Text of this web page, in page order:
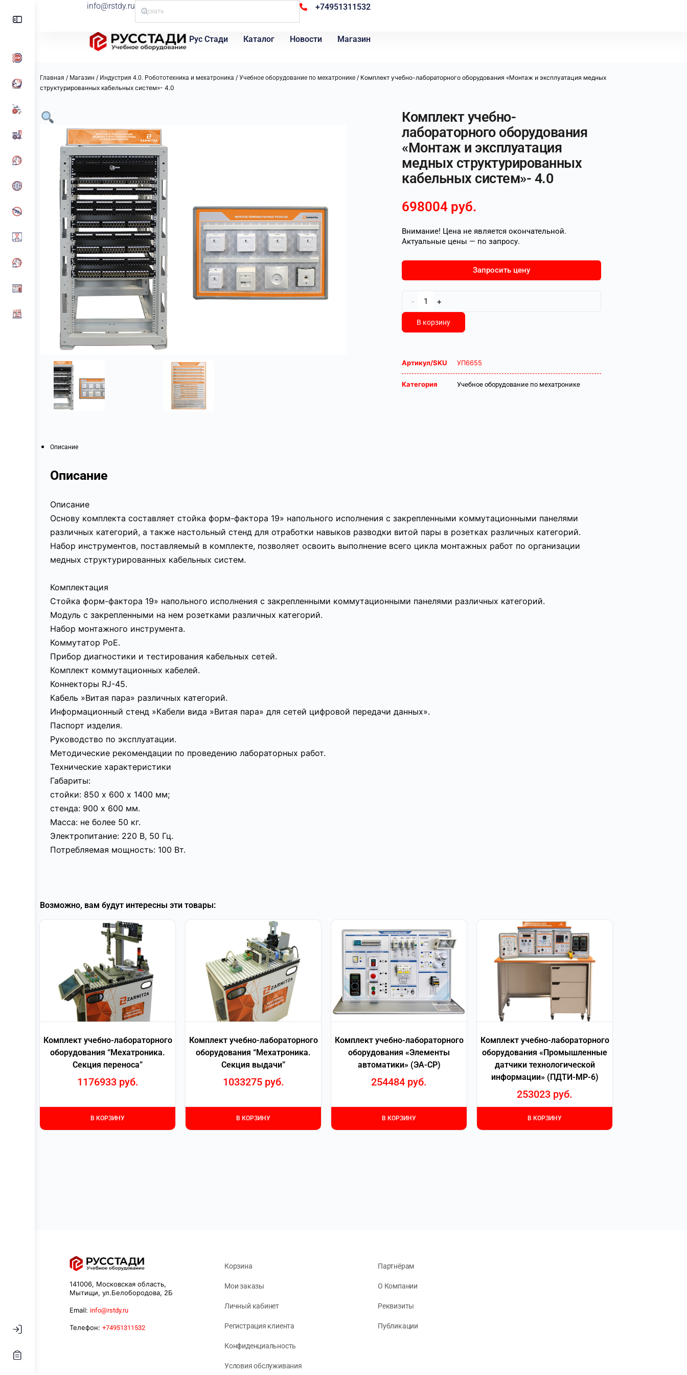
info@rstdy.ru +74951311532
Рус Стади Каталог Новости Магазин
Главная / Магазин / Индустрия 4.0. Робототехника и мехатроника / Учебное оборудование по мехатронике / Комплект учебно-лабораторного оборудования «Монтаж и эксплуатация медных
структурированных кабельных систем»- 4.0
Комплект учебно-
лабораторного оборудования
«Монтаж и эксплуатация
медных структурированных
кабельных систем»- 4.0
698004 руб.
Внимание! Цена не является окончательной.
Актуальные цены — по запросу.
Запросить цену
- +
В корзину
Артикул/SKU УП6655
Категория Учебное оборудование по мехатронике
Описание
Описание
Описание
Основу комплекта составляет стойка форм-фактора 19» напольного исполнения с закрепленными коммутационными панелями
различных категорий, а также настольный стенд для отработки навыков разводки витой пары в розетках различных категорий.
Набор инструментов, поставляемый в комплекте, позволяет освоить выполнение всего цикла монтажных работ по организации
медных структурированных кабельных систем.
Комплектация
Стойка форм-фактора 19» напольного исполнения с закрепленными коммутационными панелями различных категорий.
Модуль с закрепленными на нем розетками различных категорий.
Набор монтажного инструмента.
Коммутатор РоЕ.
Прибор диагностики и тестирования кабельных сетей.
Комплект коммутационных кабелей.
Коннекторы RJ-45.
Кабель »Витая пара» различных категорий.
Информационный стенд »Кабели вида »Витая пара» для сетей цифровой передачи данных».
Паспорт изделия.
Руководство по эксплуатации.
Методические рекомендации по проведению лабораторных работ.
Технические характеристики
Габариты:
стойки: 850 х 600 х 1400 мм;
стенда: 900 х 600 мм.
Масса: не более 50 кг.
Электропитание: 220 В, 50 Гц.
Потребляемая мощность: 100 Вт.
Возможно, вам будут интересны эти товары:
Комплект учебно-лабораторного
оборудования “Мехатроника.
Секция переноса”
1176933 руб.
В КОРЗИНУ
Комплект учебно-лабораторного
оборудования “Мехатроника.
Секция выдачи”
1033275 руб.
В КОРЗИНУ
Комплект учебно-лабораторного
оборудования «Элементы
автоматики» (ЭА-СР)
254484 руб.
В КОРЗИНУ
Комплект учебно-лабораторного
оборудования «Промышленные
датчики технологической
информации» (ПДТИ-МР-6)
253023 руб.
В КОРЗИНУ
141006, Московская область,
Мытищи, ул.Белобородова, 2Б
Email: info@rstdy.ru
Телефон: +74951311532
Корзина
Мои заказы
Личный кабинет
Регистрация клиента
Конфиденциальность
Условия обслуживания
Партнёрам
О Компании
Реквизиты
Публикации